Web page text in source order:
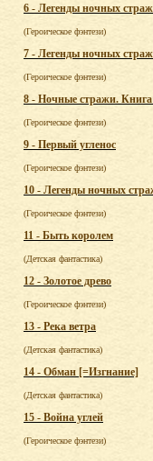
6 - Легенды ночных
(Героическое фэнтези)
7 - Легенды ночных
(Героическое фэнтези)
8 - Ночные стражи.
(Героическое фэнтези)
9 - Первый угленос
(Героическое фэнтези)
10 - Легенды ночных
(Героическое фэнтези)
11 - Быть королем
(Детская фантастика)
12 - Золотое древо
(Героическое фэнтези)
13 - Река ветра
(Детская фантастика)
14 - Обман [=Изгнание]
(Детская фантастика)
15 - Война углей
(Героическое фэнтези)